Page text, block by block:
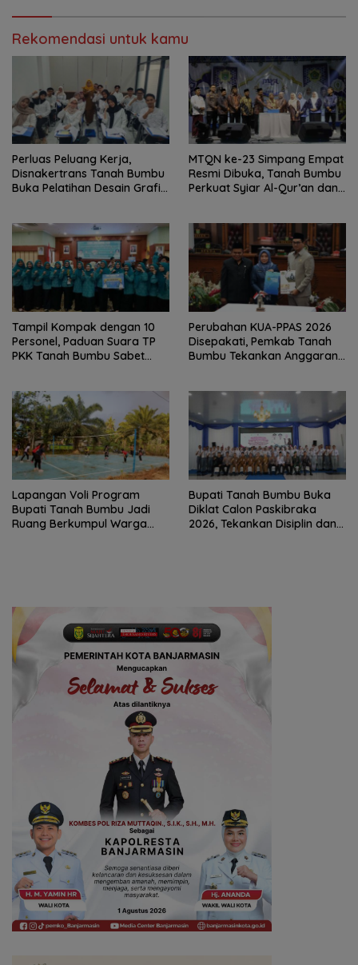
Rekomendasi untuk kamu
Perluas Peluang Kerja,
Disnakertrans Tanah Bumbu
Buka Pelatihan Desain Grafis
MTQN ke-23 Simpang Empat
Resmi Dibuka, Tanah Bumbu
Perkuat Syiar Al-Qur’an dan
Tampil Kompak dengan 10
Personel, Paduan Suara TP
PKK Tanah Bumbu Sabet
Perubahan KUA-PPAS 2026
Disepakati, Pemkab Tanah
Bumbu Tekankan Anggaran
Lapangan Voli Program
Bupati Tanah Bumbu Jadi
Ruang Berkumpul Warga
Bupati Tanah Bumbu Buka
Diklat Calon Paskibraka
2026, Tekankan Disiplin dan